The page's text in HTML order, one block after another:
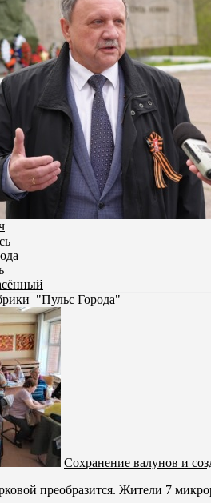
"Пульс Города"
Сохранение валунов и
преобразится. Жители 7